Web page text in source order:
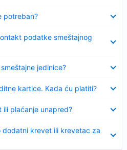
potreban?
podatke smeštajnog
jedinice?
kartice. Kada ću platiti?
ili plaćanje unapred?
dodatni krevet ili krevetac za